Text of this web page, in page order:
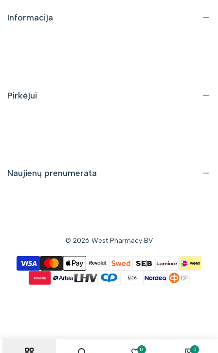
Informacija
Pirkėjui
Naujienų prenumerata
Sutinku gauti naujienas el. paštu
© 2026 West Pharmacy BV
0 0